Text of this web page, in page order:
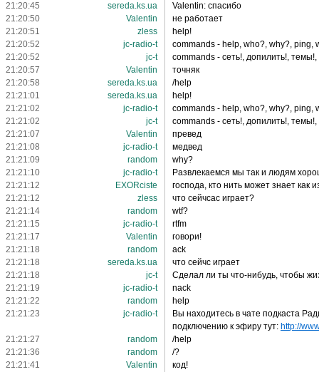
21:20:45
sereda.ks.ua
Valentin: спасибо
21:20:50
Valentin
не работает
21:20:51
zless
help!
21:20:52
jc-radio-t
commands - help, who?, why?, ping,
21:20:52
jc-t
commands - сеть!, допилить!, темы!,
21:20:57
Valentin
точняк
21:20:58
sereda.ks.ua
/help
21:21:01
sereda.ks.ua
help!
21:21:02
jc-radio-t
commands - help, who?, why?, ping,
21:21:02
jc-t
commands - сеть!, допилить!, темы!,
21:21:07
Valentin
превед
21:21:08
jc-radio-t
медвед
21:21:09
random
why?
21:21:10
jc-radio-t
Развлекаемся мы так и людям
21:21:12
EXORciste
господа, кто нить может знает как
21:21:12
zless
что сейчсас играет?
21:21:14
random
wtf?
21:21:15
jc-radio-t
rtfm
21:21:17
Valentin
говори!
21:21:18
random
ack
21:21:18
sereda.ks.ua
что сейчс играет
21:21:18
jc-t
Сделал ли ты что-нибудь, чтобы
21:21:19
jc-radio-t
nack
21:21:22
random
help
21:21:23
jc-radio-t
Вы находитесь в чате подкаста
подключению к эфиру тут: http://
21:21:27
random
/help
21:21:36
random
/?
21:21:41
Valentin
код!